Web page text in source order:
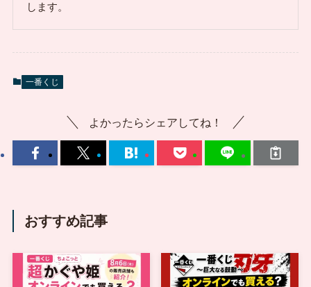
します。
一番くじ
よかったらシェアしてね！
おすすめ記事